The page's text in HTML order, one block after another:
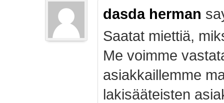
dasda herman
Saatat miettiä,
Me voimme
asiakkaillemme
lakisääteisten